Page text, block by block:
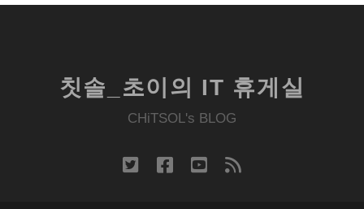
칫솔_초이의 IT 휴게실
CHiTSOL's BLOG
twitterfacebook
youtube
rss